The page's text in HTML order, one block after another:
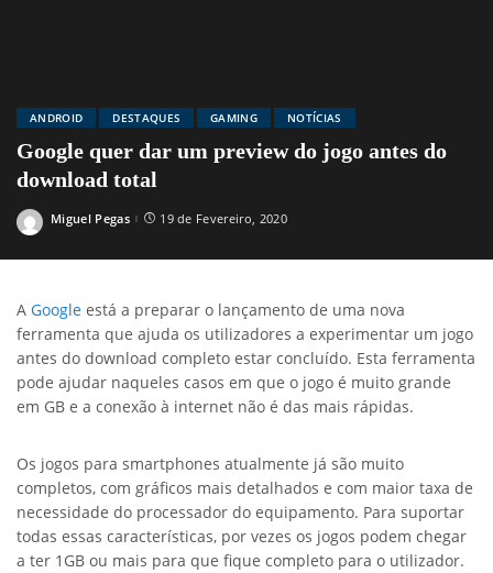
ANDROID DESTAQUES GAMING NOTÍCIAS
Google quer dar um preview do jogo antes do
download total
Posted
Miguel Pegas 19 de Fevereiro, 2020
A Google está a preparar o lançamento de uma nova
ferramenta que ajuda os utilizadores a experimentar um jogo
antes do download completo estar concluído. Esta ferramenta
pode ajudar naqueles casos em que o jogo é muito grande
em GB e a conexão à internet não é das mais rápidas.
Os jogos para smartphones atualmente já são muito
completos, com gráficos mais detalhados e com maior taxa de
necessidade do processador do equipamento. Para suportar
todas essas características, por vezes os jogos podem chegar
a ter 1GB ou mais para que fique completo para o utilizador.